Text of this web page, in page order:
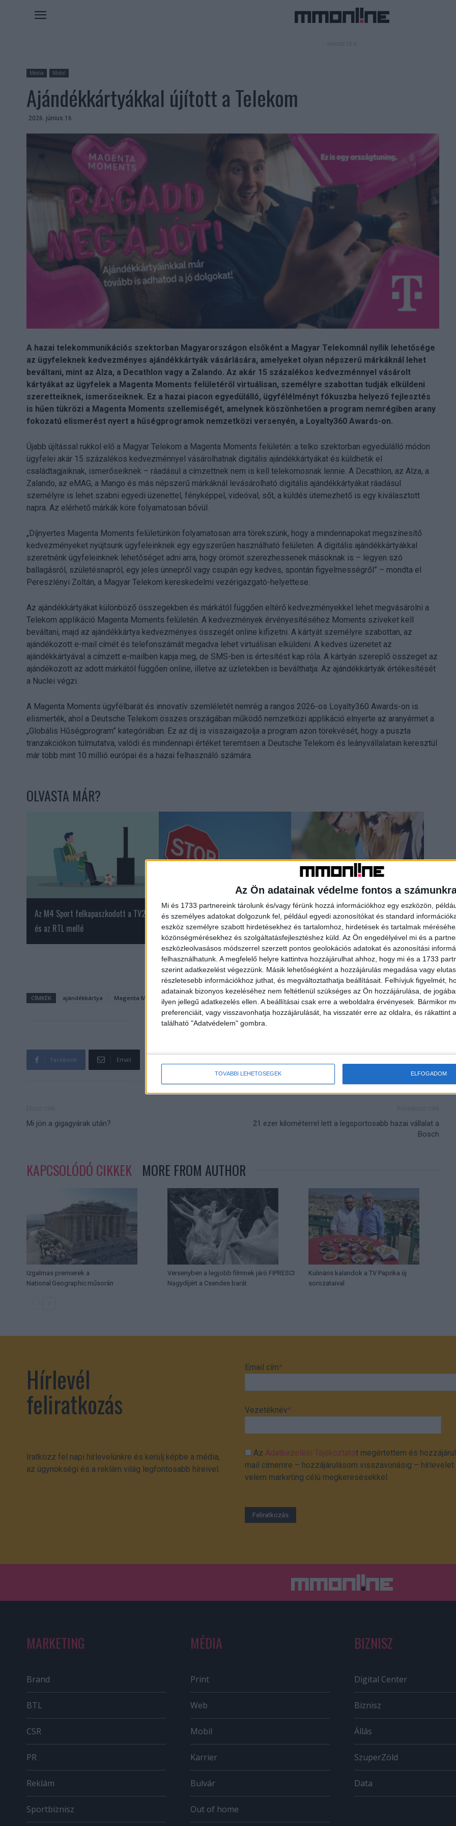
Az Ön adatainak védelme fontos a
Mi és 1733 partnereink tárolunk és/vagy férünk hozzá információkhoz egy eszközön,
és személyes adatokat dolgozunk fel, például egyedi azonosítókat és standard
eszköz személyre szabott hirdetésekhez és tartalomhoz, hirdetések és tartalmak
közönségmérésekhez és szolgáltatásfejlesztéshez küld. Az Ön engedélyével mi és a
eszközleolvasásos módszerrel szerzett pontos geolokációs adatokat és azonosítási
felhasználhatunk. A megfelelő helyre kattintva hozzájárulhat ahhoz, hogy mi és a 1733
szerint adatkezelést végezzünk. Másik lehetőségként a hozzájárulás megadása vagy
részletesebb információkhoz juthat, és megváltoztathatja beállításait. Felhívjuk figyelmét,
adatainak bizonyos kezeléséhez nem feltétlenül szükséges az Ön hozzájárulása, de
ilyen jellegű adatkezelés ellen. A beállításai csak erre a weboldalra érvényesek. Bármikor
preferenciáit, vagy visszavonhatja hozzájárulását, ha visszatér erre az oldalra, és rákattint
található "Adatvédelem" gombra.
TOVÁBBI LEHETŐSÉGEK ELFOGADOM
Média Mobil
Ajándékkártyákkal újított a Telekom
2026. június 16.
A hazai telekommunikációs szektorban Magyarországon elsőként a Magyar Telekomnál nyílik lehetősége
az ügyfeleknek kedvezményes ajándékkártyák vásárlására, amelyeket olyan népszerű márkáknál lehet
beváltani, mint az Alza, a Decathlon vagy a Zalando. Az akár 15 százalékos kedvezménnyel vásárolt
kártyákat az ügyfelek a Magenta Moments felületéről virtuálisan, személyre szabottan tudják elküldeni
szeretteiknek, ismerőseiknek. Ez a hazai piacon egyedülálló, ügyfélélményt fókuszba helyező fejlesztés
is hűen tükrözi a Magenta Moments szellemiségét, amelynek köszönhetően a program nemrégiben arany
fokozatú elismerést nyert a hűségprogramok nemzetközi versenyén, a Loyalty360 Awards-on.
Újabb újítással rukkol elő a Magyar Telekom a Magenta Moments felületén: a telko szektorban egyedülálló módon
ügyfelei akár 15 százalékos kedvezménnyel vásárolhatnak digitális ajándékkártyákat és küldhetik el
családtagjaiknak, ismerőseiknek – ráadásul a címzettnek nem is kell telekomosnak lennie. A Decathlon, az Alza, a
Zalando, az eMAG, a Mango és más népszerű márkáknál levásárolható digitális ajándékkártyákat ráadásul
személyre is lehet szabni egyedi üzenettel, fényképpel, videóval, sőt, a küldés ütemezhető is egy kiválasztott
napra. Az elérhető márkák köre folyamatosan bővül.
„Díjnyertes Magenta Moments felületünkön folyamatosan arra törekszünk, hogy a mindennapokat megszínesítő
kedvezményeket nyújtsunk ügyfeleinknek egy egyszerűen használható felületen. A digitális ajándékkártyákkal
szeretnénk ügyfeleinknek lehetőséget adni arra, hogy örömöt szerezhessenek másoknak is – legyen szó
ballagásról, születésnapról, egy jeles ünnepről vagy csupán egy kedves, spontán figyelmességről” – mondta el
Pereszlényi Zoltán, a Magyar Telekom kereskedelmi vezérigazgató-helyettese.
Az ajándékkártyákat különböző összegekben és márkától függően eltérő kedvezményekkel lehet megvásárolni a
Telekom applikáció Magenta Moments felületén. A kedvezmények érvényesítéséhez Moments szíveket kell
beváltani, majd az ajándékkártya kedvezményes összegét online kifizetni. A kártyát személyre szabottan, az
ajándékozott e-mail címét és telefonszámát megadva lehet virtuálisan elküldeni. A kedves üzenetet az
ajándékkártyával a címzett e-mailben kapja meg, de SMS-ben is értesítést kap róla. A kártyán szereplő összeget az
ajándékozott az adott márkától függően online, illetve az üzletekben is beválthatja. Az ajándékkártyák értékesítését
a Nuclei végzi.
A Magenta Moments ügyfélbarát és innovatív szemléletét nemrég a rangos 2026-os Loyalty360 Awards-on is
elismerték, ahol a Deutsche Telekom összes országában működő nemzetközi applikáció elnyerte az aranyérmet a
„Globális Hűségprogram” kategóriában. Ez az díj is visszaigazolja a program azon törekvését, hogy a puszta
tranzakciókon túlmutatva, valódi és mindennapi értéket teremtsen a Deutsche Telekom és leányvállalatain keresztül
már több mint 10 millió európai és a hazai felhasználó számára.
OLVASTA MÁR?
Az M4 Sport felkapaszkodott a TV2
és az RTL mellé
A Bors mellett megyei lapok print
kiadását is felfüggeszti a
Mediaworks
Sokat elárulnak rólunk a telefonálási
szokásaink
CÍMKÉK ajándékkártya Magenta Moments Telekom
Facebook Email
Mi jön a gigagyárak után?
21 ezer kilométerrel lett a legsportosabb hazai vállalat a
Bosch
KAPCSOLÓDÓ CIKKEK MORE FROM AUTHOR
Izgalmas premierek a
National Geographic műsorán
Versenyben a legjobb filmnek járó FIPRESCI
Nagydíjért a Csendes barát
Kulináris kalandok a TV Paprika új
sorozataival
Hírlevél
feliratkozás
Iratkozz fel napi hírlevelünkre és kerülj képbe a média,
az ügynökségi és a reklám világ legfontosabb híreivel.
Email cím*
Vezetéknév*
AzAdatkezelési Tájékoztatót megértettem és
mail címemre – hozzájárulásom visszavonásig –
velem marketing célú megkeresésekkel.
MARKETING
Brand
BTL
CSR
PR
Reklám
Sportbiznisz
MÉDIA
Print
Web
Mobil
Karrier
Bulvár
Out of home
BIZNISZ
Digital Center
Biznisz
Állás
SzuperZöld
Data